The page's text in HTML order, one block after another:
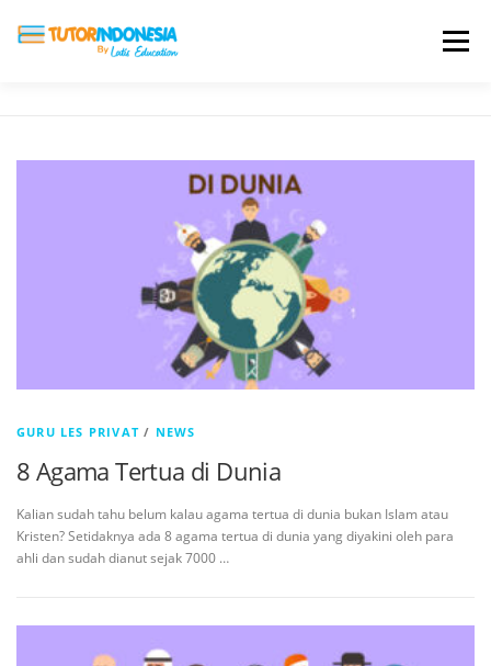
Menu
TESTIMONI
DAFTAR SEKOLAH
GURU LES PRIVAT / NEWS
8 Agama Tertua di Dunia
Kalian sudah tahu belum kalau agama tertua di dunia bukan Islam atau
Kristen? Setidaknya ada 8 agama tertua di dunia yang diyakini oleh para
ahli dan sudah dianut sejak 7000 …